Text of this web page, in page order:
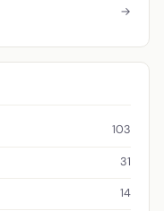
→
103
31
14